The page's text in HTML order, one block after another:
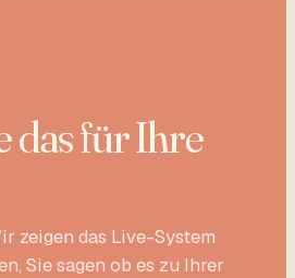
das für Ihre
zeigen das Live-System
Sie sagen ob es zu Ihrer